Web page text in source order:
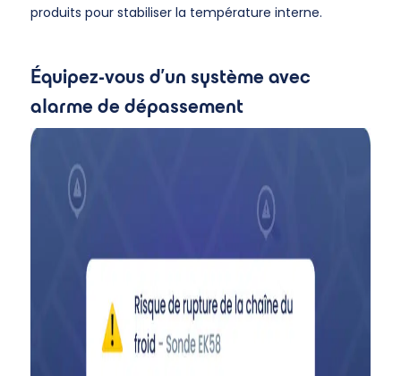
produits pour stabiliser la température interne.
Équipez-vous d’un système avec
alarme de dépassement